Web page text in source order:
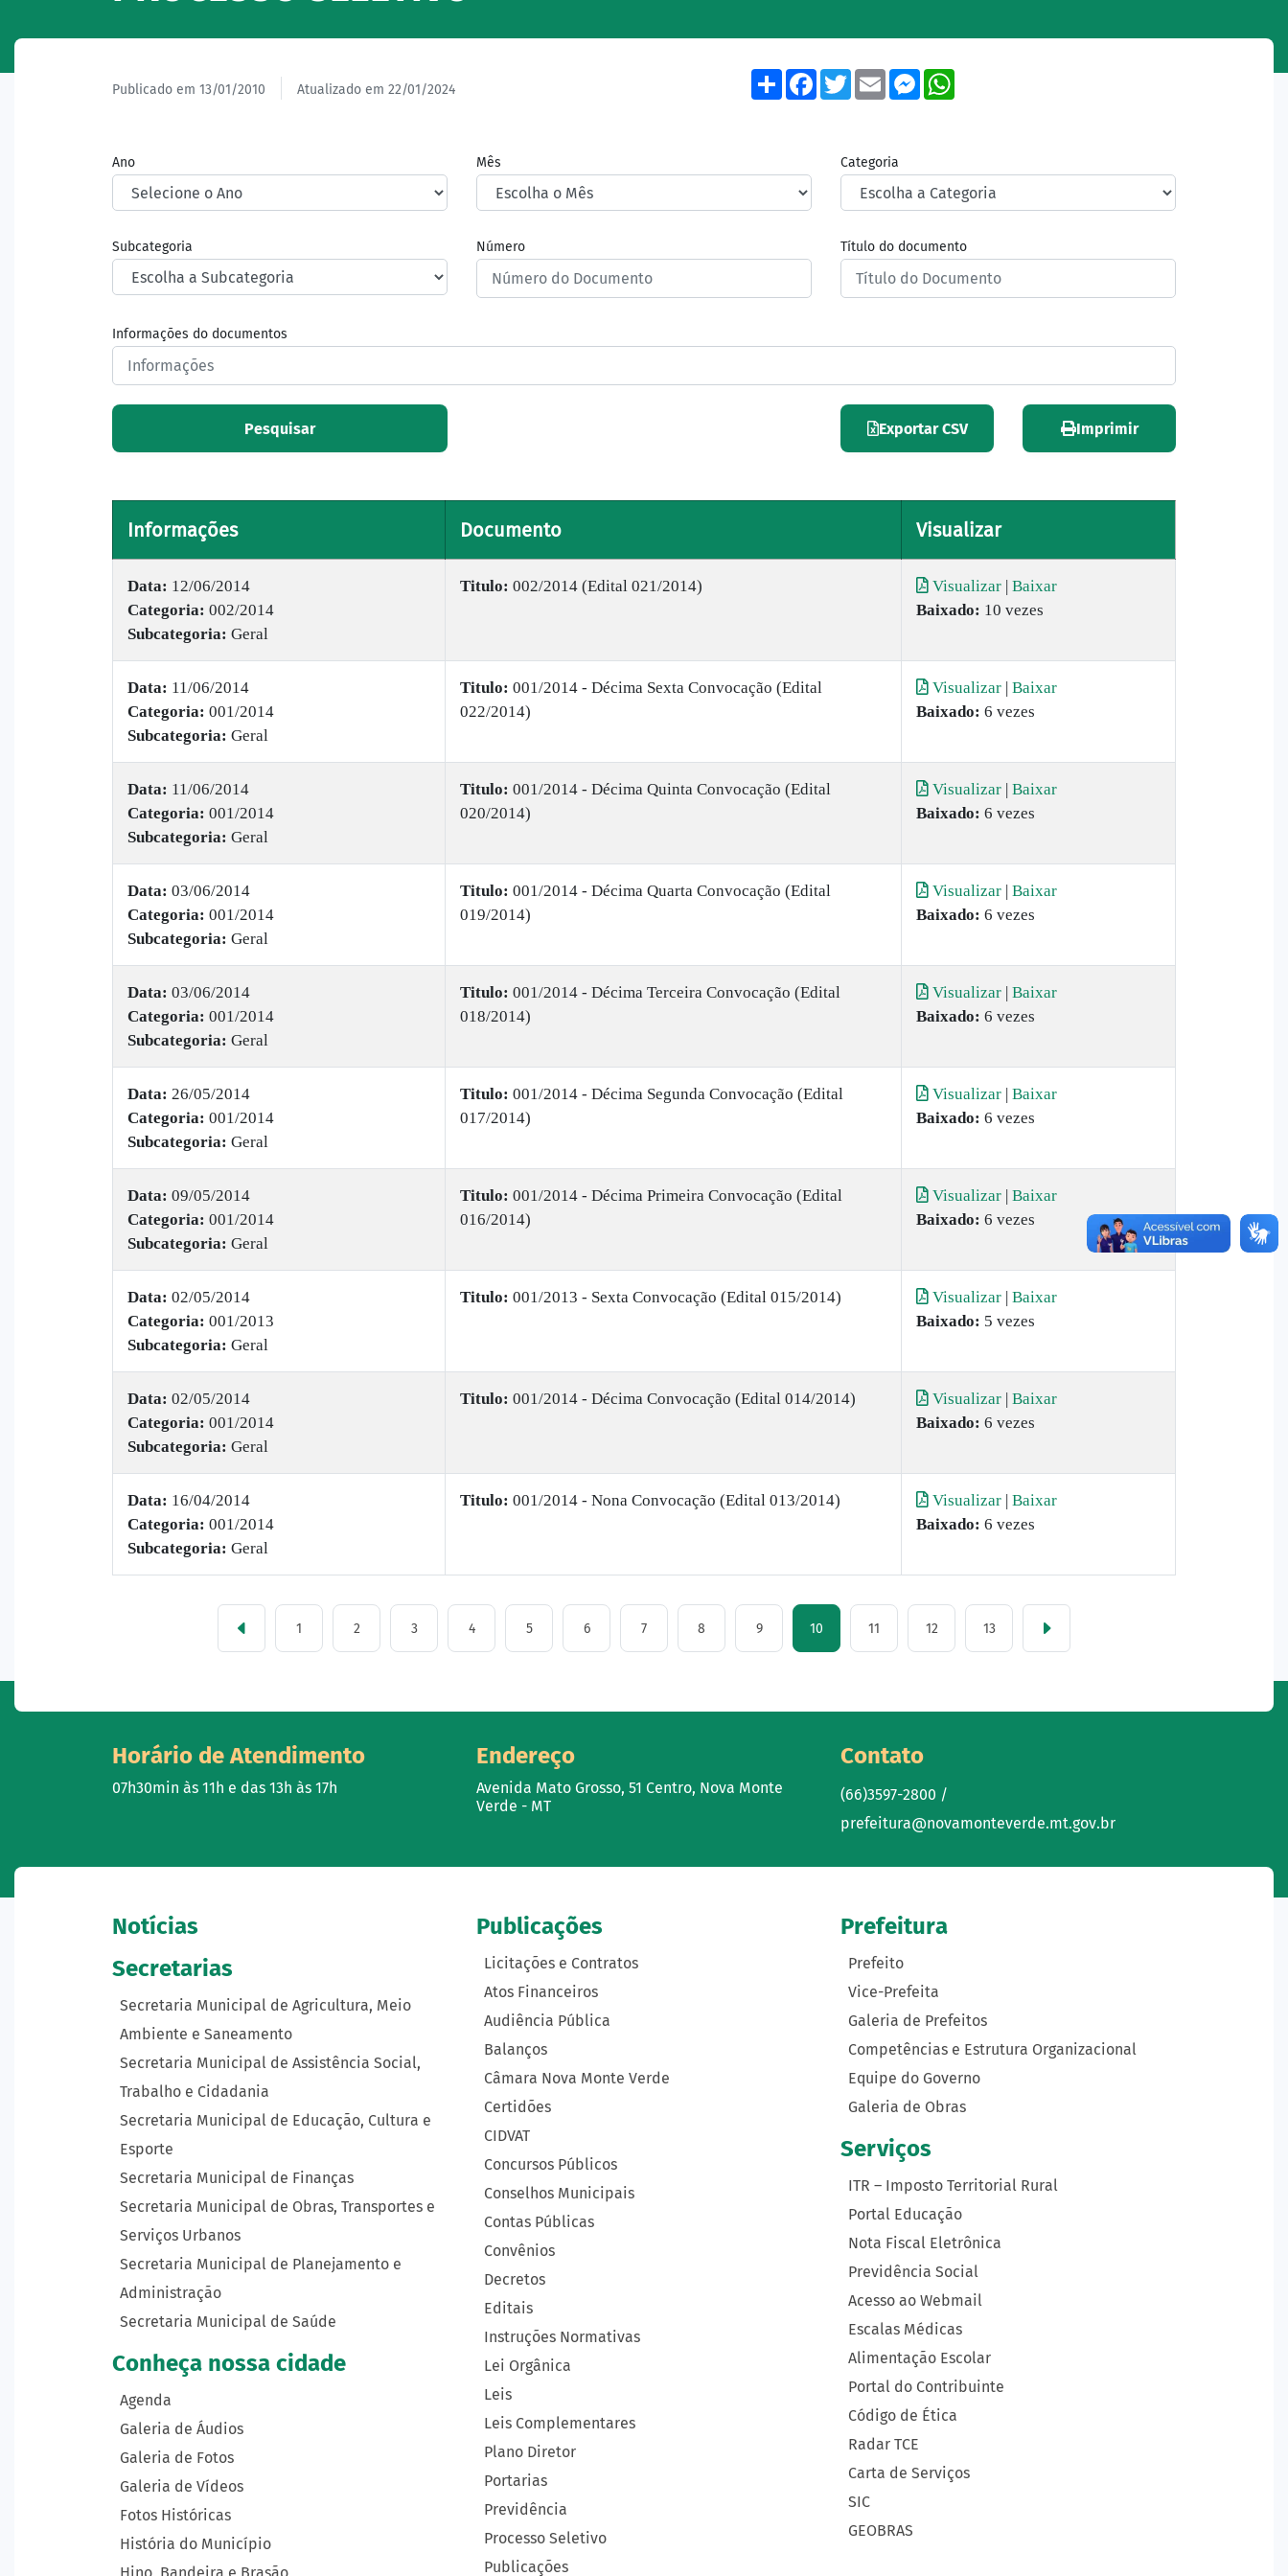
Publicado em 13/01/2010 Atualizado em 22/01/2024
ShareFacebook
TwitterEmailMessenger
Ano Mês Categoria
Subcategoria Número Título do documento
Informações do documentos
Pesquisar Exportar CSV Imprimir
Informações Documento Visualizar
Data: 12/06/2014
Categoria: 002/2014
Subcategoria: Geral
Titulo: 002/2014 (Edital 021/2014) Visualizar | Baixar
Baixado: 10 vezes
Data: 11/06/2014
Categoria: 001/2014
Subcategoria: Geral
Titulo: 001/2014 - Décima Sexta Convocação (Edital
022/2014)
Visualizar | Baixar
Baixado: 6 vezes
Data: 11/06/2014
Categoria: 001/2014
Subcategoria: Geral
Titulo: 001/2014 - Décima Quinta Convocação (Edital
020/2014)
Visualizar | Baixar
Baixado: 6 vezes
Data: 03/06/2014
Categoria: 001/2014
Subcategoria: Geral
Titulo: 001/2014 - Décima Quarta Convocação (Edital
019/2014)
Visualizar | Baixar
Baixado: 6 vezes
Data: 03/06/2014
Categoria: 001/2014
Subcategoria: Geral
Titulo: 001/2014 - Décima Terceira Convocação (Edital
018/2014)
Visualizar | Baixar
Baixado: 6 vezes
Data: 26/05/2014
Categoria: 001/2014
Subcategoria: Geral
Titulo: 001/2014 - Décima Segunda Convocação (Edital
017/2014)
Visualizar | Baixar
Baixado: 6 vezes
Data: 09/05/2014
Categoria: 001/2014
Subcategoria: Geral
Titulo: 001/2014 - Décima Primeira Convocação (Edital
016/2014)
Visualizar | Baixar
Baixado: 6 vezes
Data: 02/05/2014
Categoria: 001/2013
Subcategoria: Geral
Titulo: 001/2013 - Sexta Convocação (Edital 015/2014) Visualizar | Baixar
Baixado: 5 vezes
Data: 02/05/2014
Categoria: 001/2014
Subcategoria: Geral
Titulo: 001/2014 - Décima Convocação (Edital 014/2014) Visualizar | Baixar
Baixado: 6 vezes
Data: 16/04/2014
Categoria: 001/2014
Subcategoria: Geral
Titulo: 001/2014 - Nona Convocação (Edital 013/2014) Visualizar | Baixar
Baixado: 6 vezes
1 2 3 4 5 6 7 8 9 10 11 12 13
Horário de Atendimento
07h30min às 11h e das 13h às 17h
Endereço
Avenida Mato Grosso, 51 Centro, Nova Monte
Verde - MT
Contato
(66)3597-2800 /
prefeitura@novamonteverde.mt.gov.br
Notícias
Secretarias
Secretaria Municipal de Agricultura, Meio
Ambiente e Saneamento
Secretaria Municipal de Assistência Social,
Trabalho e Cidadania
Secretaria Municipal de Educação, Cultura e
Esporte
Secretaria Municipal de Finanças
Secretaria Municipal de Obras, Transportes e
Serviços Urbanos
Secretaria Municipal de Planejamento e
Administração
Secretaria Municipal de Saúde
Conheça nossa cidade
Agenda
Galeria de Áudios
Galeria de Fotos
Galeria de Vídeos
Fotos Históricas
História do Município
Publicações
Licitações e Contratos
Atos Financeiros
Audiência Pública
Balanços
Câmara Nova Monte Verde
Certidões
CIDVAT
Concursos Públicos
Conselhos Municipais
Contas Públicas
Convênios
Decretos
Editais
Instruções Normativas
Lei Orgânica
Leis
Leis Complementares
Plano Diretor
Portarias
Previdência
Processo Seletivo
Publicações
Prefeitura
Prefeito
Vice-Prefeita
Galeria de Prefeitos
Competências e Estrutura Organizacional
Equipe do Governo
Galeria de Obras
Serviços
ITR – Imposto Territorial Rural
Portal Educação
Nota Fiscal Eletrônica
Previdência Social
Acesso ao Webmail
Escalas Médicas
Alimentação Escolar
Portal do Contribuinte
Código de Ética
Radar TCE
Carta de Serviços
SIC
GEOBRAS